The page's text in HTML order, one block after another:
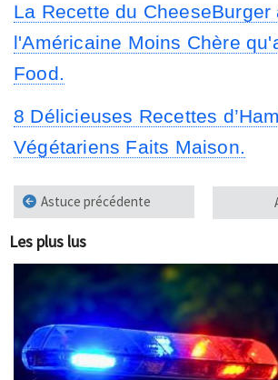
La Recette du CheeseBurger
l'Américaine Moins Chère
Food.
8 Délicieuses Recettes
Végétariens Faits Maison.
Astuce précédente
Les plus lus